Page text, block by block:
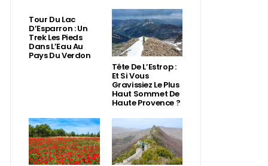
Tour Du Lac
D’Esparron : Un
Trek Les Pieds
Dans L’Eau Au
Pays Du Verdon
Tête De L’Estrop :
Et Si Vous
Gravissiez Le Plus
Haut Sommet De
Haute Provence ?